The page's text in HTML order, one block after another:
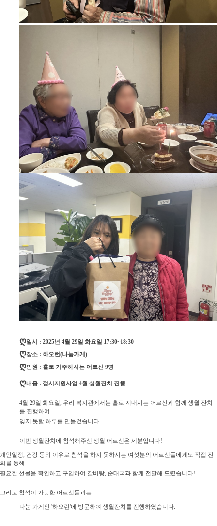
ღ일시 : 2025년 4월 29일 화요일 17:30~18:30
ღ장소 : 하오런(나눔가게)
ღ인원 : 홀로 거주하시는 어르신 9명
ღ내용 : 정서지원사업 4월 생월잔치 진행
4월 29일 화요일, 우리 복지관에서는 홀로 지내시는 어르신과 함께 생월 잔치
를 진행하여
잊지 못할 하루를 만들었습니다.
이번 생월잔치에 참석해주신 생월 어르신은 세분입니다!
개인일정, 건강 등의 이유로 참석을 하지 못하시는 여섯분의 어르신들에게도 직접 전
화를 통해
필요한 선물을 확인하고 구입하여 갈비탕, 순대국과 함께 전달해 드렸습니다!
그리고 참석이 가능한 어르신들과는
나눔 가게인 '하오런'에 방문하여 생월잔치를 진행하였습니다.